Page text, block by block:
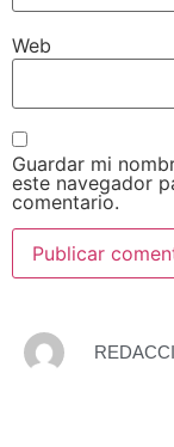
Web
Guardar mi
este navegador
comentario.